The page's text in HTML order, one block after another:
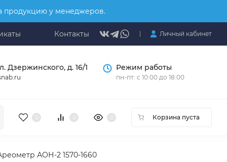
продукцию у менеджеров.
Контакты Личный кабинет
Дзержинского, д. 16/1 Режим работы
пн-пт: с 10:00 до 18:00
Корзина пуста
АОН-2 1570-1660